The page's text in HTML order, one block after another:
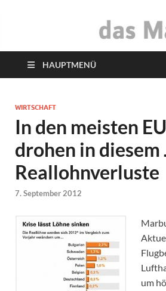
das
HAUPTMENÜ
WIRTSCHAFT
In den meisten
drohen in diesem
Reallohnverluste
7. September 2012
um